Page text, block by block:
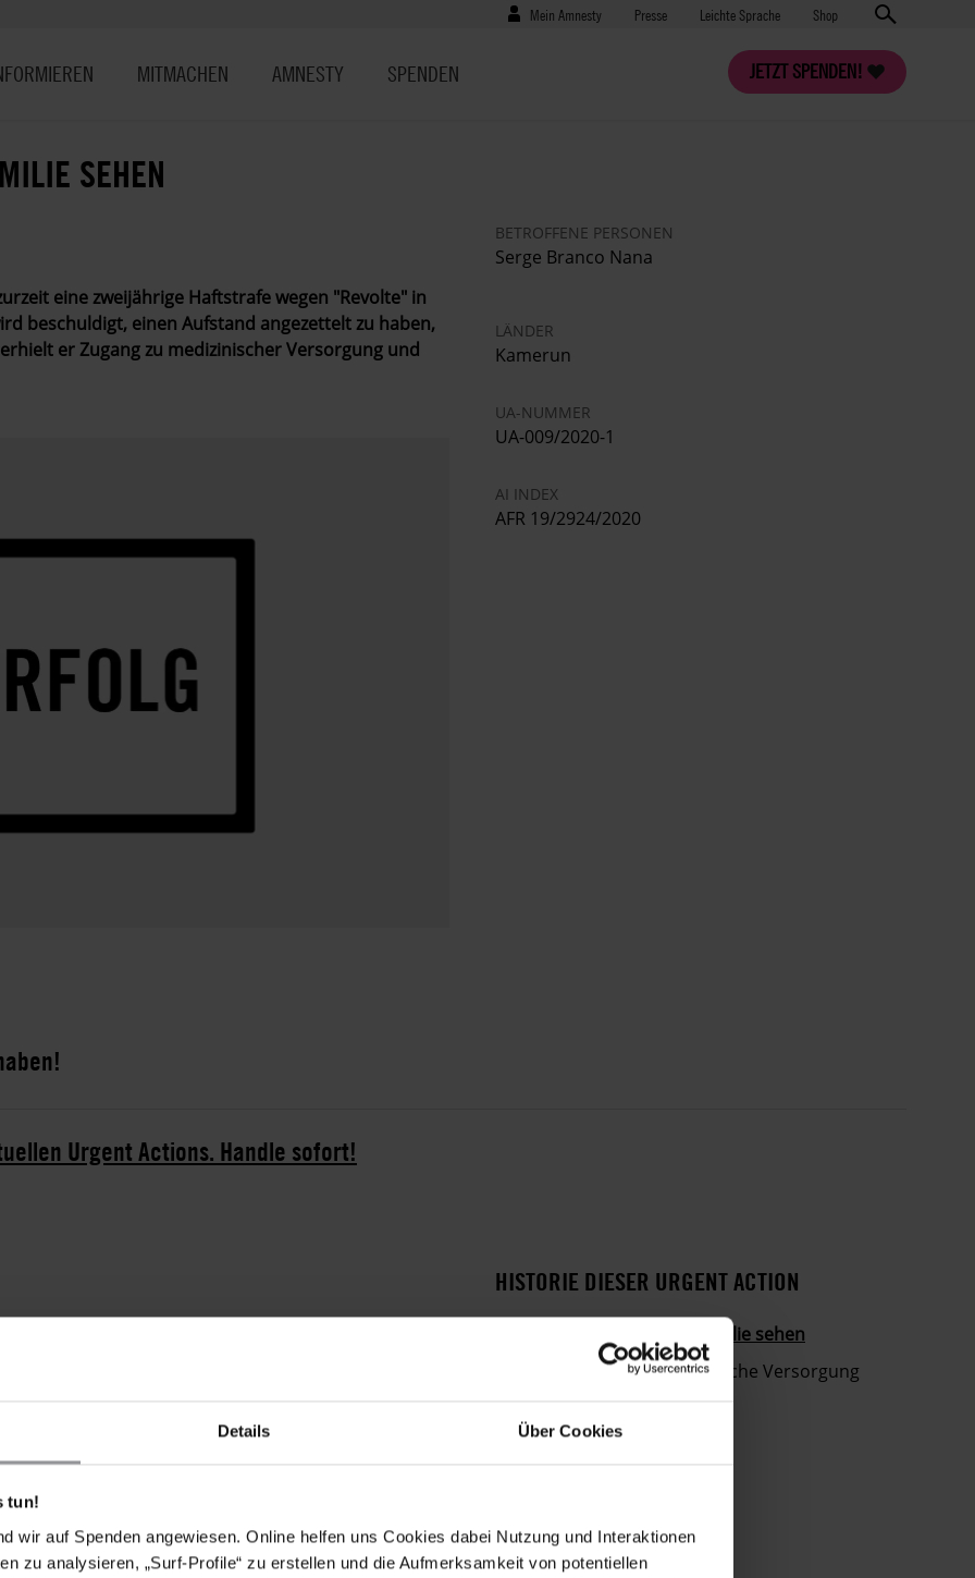
Details Über Cookies
tun!
wir auf Spenden angewiesen. Online helfen uns Cookies dabei Nutzung und Interaktionen
zu analysieren, „Surf-Profile“ zu erstellen und die Aufmerksamkeit von potentiellen
Benutzermenü
Mein Amnesty Presse
Presse Leichte Sprache Shop
JETZT SPENDEN!
MITMACHEN AMNESTY SPENDEN
SEHEN
eine zweijährige Haftstrafe wegen "Revolte" in
beschuldigt, einen Aufstand angezettelt zu haben,
er Zugang zu medizinischer Versorgung und
BETROFFENE PERSONEN
Serge Branco Nana
LÄNDER
Kamerun
UA-NUMMER
UA-009/2020-1
AI INDEX
AFR 19/2924/2020
Urgent Actions. Handle sofort!
der Oppositionspartei MRC (Mouvement pour
geführt wird. Nach den Präsidentschaftswahlen im
gegen Unregelmäßigkeiten bei der Wahl auf.
Nana, wurden am 26. Januar 2019 festgenommen
der Hauptstadt von Kamerun, inhaftiert.
aus. Berichten zufolge nahmen bewaffnete
Landes und Oppositionsmitglieder den
ihrer Gerichtsverfahren und die sehr
zu machen. Später stürmten
Ein Teil des Gefängnisses brannte nieder.
HISTORIE DIESER URGENT ACTION
Aktivist darf Ärzt_in und Familie sehen
Nach Folter ohne medizinische Versorgung